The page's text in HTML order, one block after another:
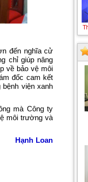
đến nghĩa cử
chỉ giúp nâng
về bảo vệ môi
đốc cam kết
viện xanh
mà Công ty
môi trường và
Hạnh Loan